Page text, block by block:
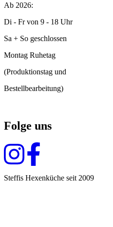
Ab 2026:
Di - Fr von 9 - 18 Uhr
Sa + So geschlossen
Montag Ruhetag
(Produktionstag und
Bestellbearbeitung)
Folge uns
Steffis Hexenküche seit 2009